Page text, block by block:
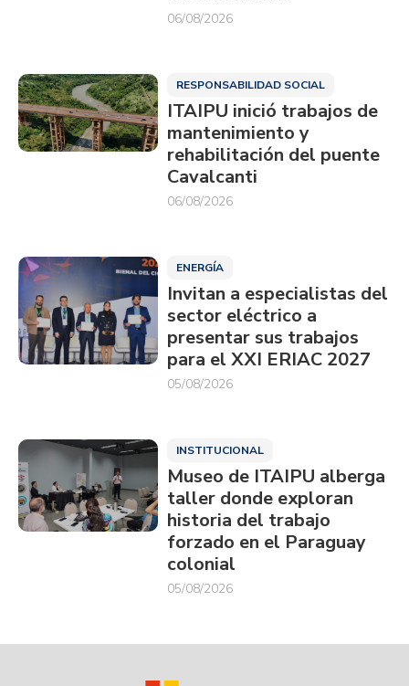
06/08/2026
RESPONSABILIDAD SOCIAL
ITAIPU inició trabajos de
mantenimiento y
rehabilitación del puente
Cavalcanti
06/08/2026
ENERGÍA
Invitan a especialistas del
sector eléctrico a
presentar sus trabajos
para el XXI ERIAC 2027
05/08/2026
INSTITUCIONAL
Museo de ITAIPU alberga
taller donde exploran
historia del trabajo
forzado en el Paraguay
colonial
05/08/2026